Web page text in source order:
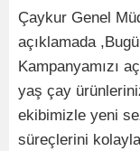
Çaykur Genel
açıklamada
Kampanyamızı
yaş çay
ekibimizle yeni
süreçlerini